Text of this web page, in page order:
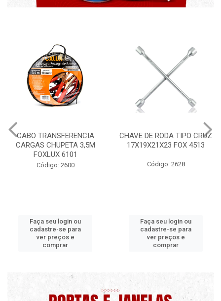
CABO TRANSFERENCIA
CARGAS CHUPETA 3,5M
FOXLUX 6101
Código: 2600
Faça seu login ou
cadastre-se para
ver preços e
comprar
CHAVE DE RODA TIPO CRUZ
17X19X21X23 FOX 4513
Código: 2628
Faça seu login ou
cadastre-se para
ver preços e
comprar